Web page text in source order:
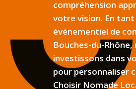
compréhension
votre vision. En
événementiel de
Bouches-du-Rhône,
investissons dans
pour personnaliser
Choisir Nomade